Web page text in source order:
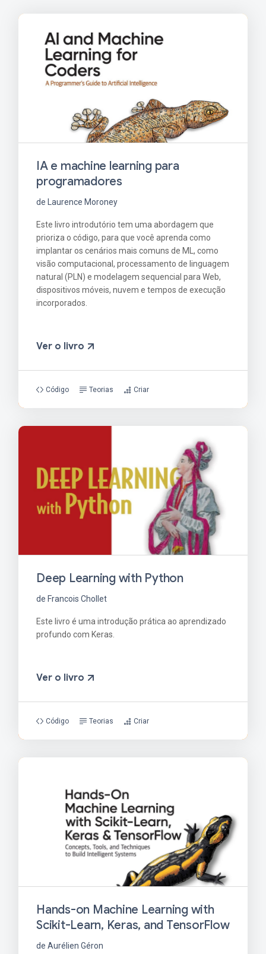
IA e machine learning para
programadores
de Laurence Moroney
Este livro introdutório tem uma abordagem que
prioriza o código, para que você aprenda como
implantar os cenários mais comuns de ML, como
visão computacional, processamento de linguagem
natural (PLN) e modelagem sequencial para Web,
dispositivos móveis, nuvem e tempos de execução
incorporados.
Ver o livro
Código Teorias Criar
Deep Learning with Python
de Francois Chollet
Este livro é uma introdução prática ao aprendizado
profundo com Keras.
Ver o livro
Código Teorias Criar
Hands-on Machine Learning with
Scikit-Learn, Keras, and TensorFlow
de Aurélien Géron